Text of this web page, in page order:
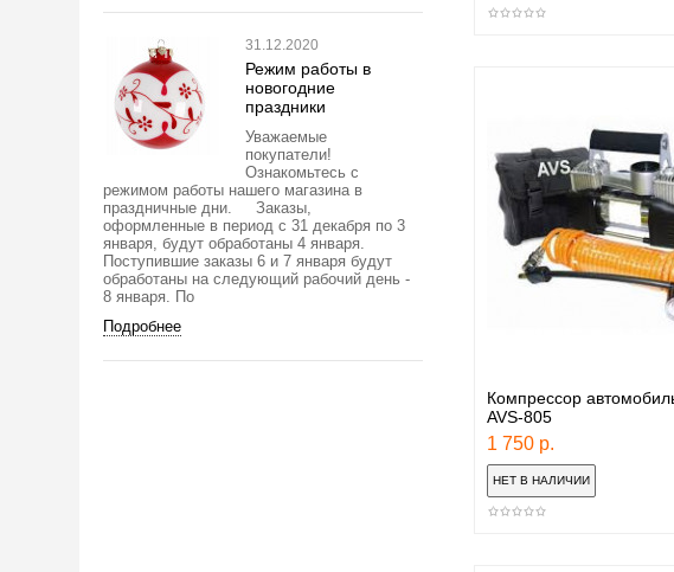
31.12.2020
Режим работы в
новогодние
праздники
Уважаемые
покупатели!
Ознакомьтесь с
режимом работы нашего магазина в
праздничные дни. Заказы,
оформленные в период с 31 декабря по 3
января, будут обработаны 4 января.
Поступившие заказы 6 и 7 января будут
обработаны на следующий рабочий день -
8 января. По
Подробнее
Компрессор
AVS-805
1 750 р.